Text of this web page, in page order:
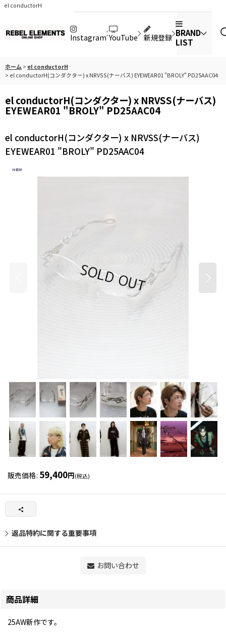
el conductorH
Instagram YouTube 新規登録 BRAND
LIST
ホーム > el conductorH
> el conductorH(コンダクター) x NRVSS(ナーバス) EYEWEAR01 "BROLY" PD25AAC04
el conductorH(コンダクター) x NRVSS(ナーバス)
EYEWEAR01 "BROLY" PD25AAC04
el conductorH(コンダクター) x NRVSS(ナーバス)
EYEWEAR01 "BROLY" PD25AAC04
販売価格: 59,400円(税込)
返品特約に関する重要事項
お問い合わせ
商品詳細
25AW新作です。